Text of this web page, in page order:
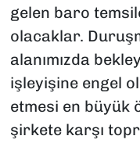
gelen baro
olacaklar.
alanımızda
işleyişine engel
etmesi en büyük
şirkete karşı